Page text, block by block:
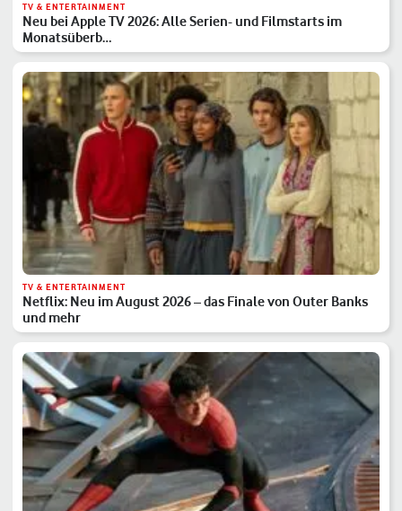
TV & ENTERTAINMENT
Neu bei Apple TV 2026: Alle Serien- und Filmstarts im
Monatsüberb…
TV & ENTERTAINMENT
Netflix: Neu im August 2026 – das Finale von Outer Banks
und mehr